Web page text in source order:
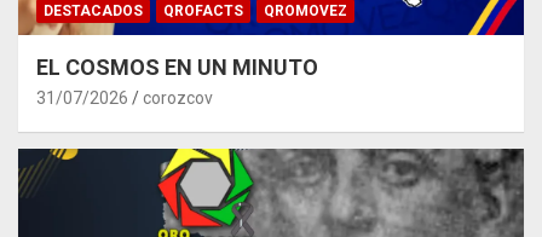
DESTACADOS QROFACTS QROMOVEZ
EL COSMOS EN UN MINUTO
31/07/2026 corozcov